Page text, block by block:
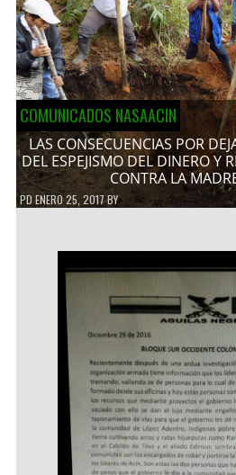
COMUNICADOS NASAACIN
LAS CONSECUENCIAS POR
DEL ESPEJISMO DEL DINERO Y
CONTRA LA
PDENERO 25, 2017BY